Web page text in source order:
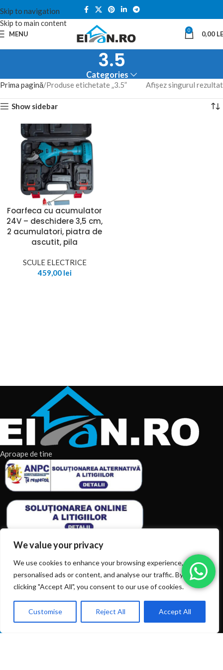
We value your privacy
We use cookies to enhance your browsing experience, serve
personalised ads or content, and analyse our traffic. By
clicking "Accept All", you consent to our use of cookies.
Customise Reject All Accept All
Ai intrebări? Sună la: +40720366616
Skip to navigation
Skip to main content
MENU 0 0,00
3.5
Categories
Prima pagină Produse etichetate „3.5” Afișez singurul rezultat
Show sidebar
Foarfeca cu acumulator
24V – deschidere 3,5 cm,
2 acumulatori, piatra de
ascutit, pila
SCULE ELECTRICE
459,00 lei
Aproape de tine
ARTICOLE RECENTE
0